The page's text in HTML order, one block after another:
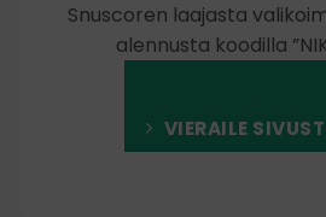
Snuscoren laajasta
alennusta koodilla
VIERAILE